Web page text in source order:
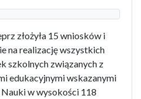
złożyła 15 wniosków i
na realizację wszystkich
szkolnych związanych z
edukacyjnymi wskazanymi
w wysokości 118